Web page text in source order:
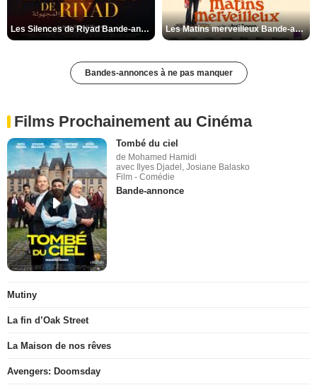
Les Silences de Riyad Bande-annonce VO STFR Les Matins merveilleux Bande-annonce VF
Bandes-annonces à ne pas manquer
Films Prochainement au Cinéma
Tombé du ciel
de Mohamed Hamidi
avec Ilyes Djadel, Josiane Balasko
Film - Comédie
Bande-annonce
Mutiny
La fin d’Oak Street
La Maison de nos rêves
Avengers: Doomsday